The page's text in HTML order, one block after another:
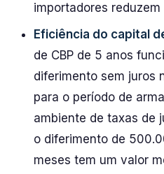
importadores
Eficiência do capital
de CBP de 5 anos
diferimento sem juros
para o período de
ambiente de taxas de
o diferimento de
meses tem um valor